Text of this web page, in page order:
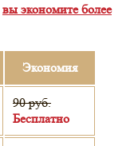
вы экономите более
Экономия
90 руб.
Бесплатно